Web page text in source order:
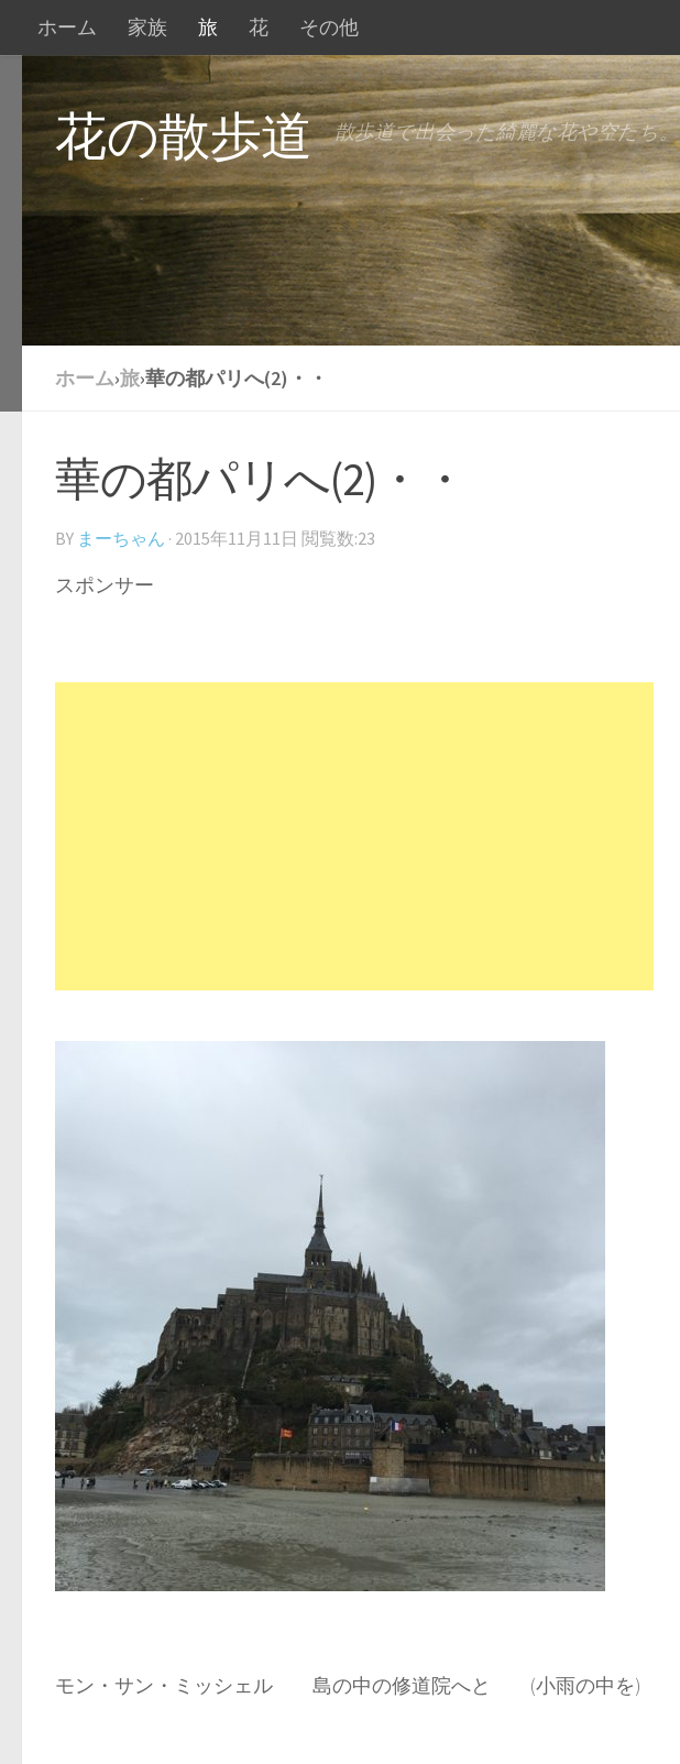
ホーム 家族 旅 花 その他
花の散歩道 散歩道で出会った綺麗な花や空たち。
ホーム›旅›華の都パリへ(2)・・
華の都パリへ(2)・・
BY まーちゃん · 2015年11月11日 閲覧数:23
スポンサー
モン・サン・ミッシェル 島の中の修道院へと (小雨の中を)